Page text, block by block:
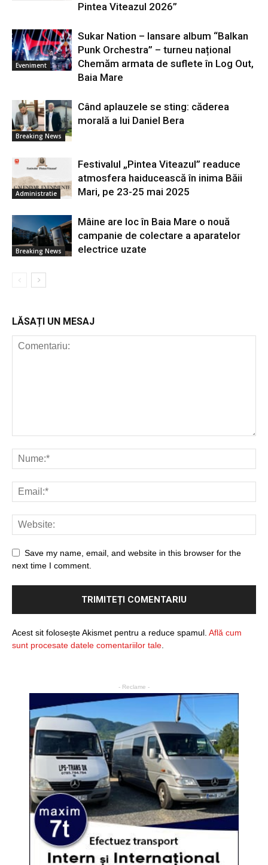
Pintea Viteazul 2026”
Eveniment
Sukar Nation – lansare album “Balkan
Punk Orchestra” – turneu național
Chemăm armata de suflete în Log Out,
Baia Mare
Breaking News
Când aplauzele se sting: căderea
morală a lui Daniel Bera
Administratie
Festivalul „Pintea Viteazul” readuce
atmosfera haiducească în inima Băii
Mari, pe 23-25 mai 2025
Breaking News
Mâine are loc în Baia Mare o nouă
campanie de colectare a aparatelor
electrice uzate
LĂSAȚI UN MESAJ
Save my name, email, and website in this browser for the
next time I comment.
Acest sit folosește Akismet pentru a reduce spamul. Află cum
sunt procesate datele comentariilor tale.
- Reclame -